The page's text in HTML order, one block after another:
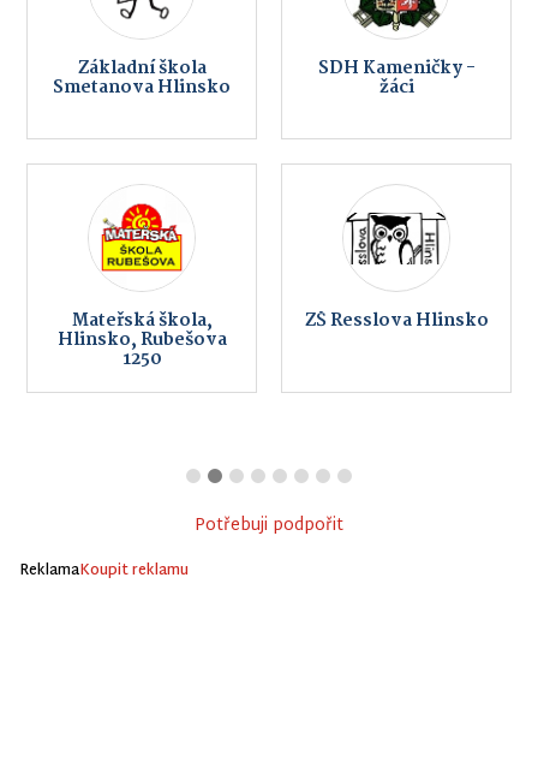
Základní škola
Smetanova Hlinsko
SDH Kameničky -
žáci
Mateřská škola,
Hlinsko, Rubešova
1250
ZŠ Resslova Hlinsko
Potřebuji podpořit
ReklamaKoupit reklamu